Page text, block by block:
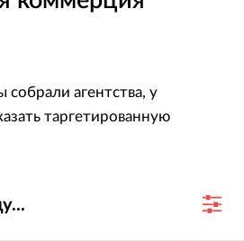
агентства, у
таргетированную
опыт реализации
при выборе